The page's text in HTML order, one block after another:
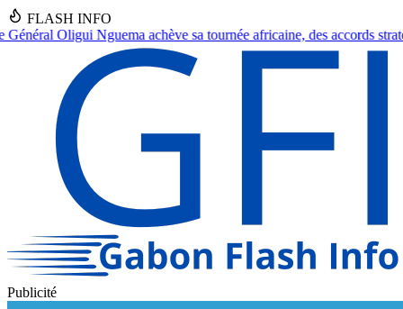
FLASH INFO
tournée africaine, des accords stratégiques en vue.●Franceville : Un
Publicité